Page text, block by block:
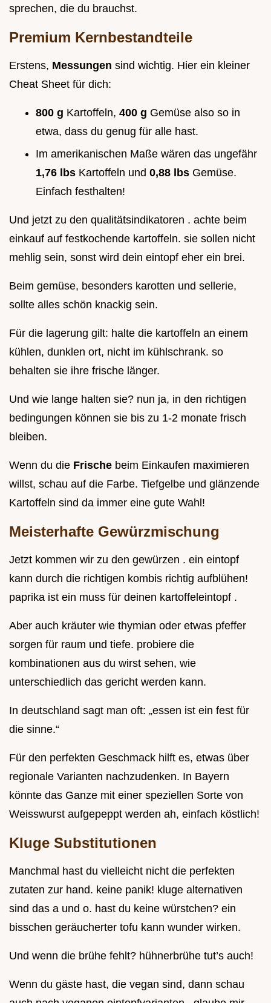
sprechen, die du brauchst.
Premium Kernbestandteile
Erstens, Messungen sind wichtig. Hier ein kleiner
Cheat Sheet für dich:
800 g Kartoffeln, 400 g Gemüse also so in
etwa, dass du genug für alle hast.
Im amerikanischen Maße wären das ungefähr
1,76 lbs Kartoffeln und 0,88 lbs Gemüse.
Einfach festhalten!
Und jetzt zu den qualitätsindikatoren . achte beim
einkauf auf festkochende kartoffeln. sie sollen nicht
mehlig sein, sonst wird dein eintopf eher ein brei.
Beim gemüse, besonders karotten und sellerie,
sollte alles schön knackig sein.
Für die lagerung gilt: halte die kartoffeln an einem
kühlen, dunklen ort, nicht im kühlschrank. so
behalten sie ihre frische länger.
Und wie lange halten sie? nun ja, in den richtigen
bedingungen können sie bis zu 1-2 monate frisch
bleiben.
Wenn du die Frische beim Einkaufen maximieren
willst, schau auf die Farbe. Tiefgelbe und glänzende
Kartoffeln sind da immer eine gute Wahl!
Meisterhafte Gewürzmischung
Jetzt kommen wir zu den gewürzen . ein eintopf
kann durch die richtigen kombis richtig aufblühen!
paprika ist ein muss für deinen kartoffeleintopf .
Aber auch kräuter wie thymian oder etwas pfeffer
sorgen für raum und tiefe. probiere die
kombinationen aus du wirst sehen, wie
unterschiedlich das gericht werden kann.
In deutschland sagt man oft: „essen ist ein fest für
die sinne.“
Für den perfekten Geschmack hilft es, etwas über
regionale Varianten nachzudenken. In Bayern
könnte das Ganze mit einer speziellen Sorte von
Weisswurst aufgepeppt werden ah, einfach köstlich!
Kluge Substitutionen
Manchmal hast du vielleicht nicht die perfekten
zutaten zur hand. keine panik! kluge alternativen
sind das a und o. hast du keine würstchen? ein
bisschen geräucherter tofu kann wunder wirken.
Und wenn die brühe fehlt? hühnerbrühe tut’s auch!
Wenn du gäste hast, die vegan sind, dann schau